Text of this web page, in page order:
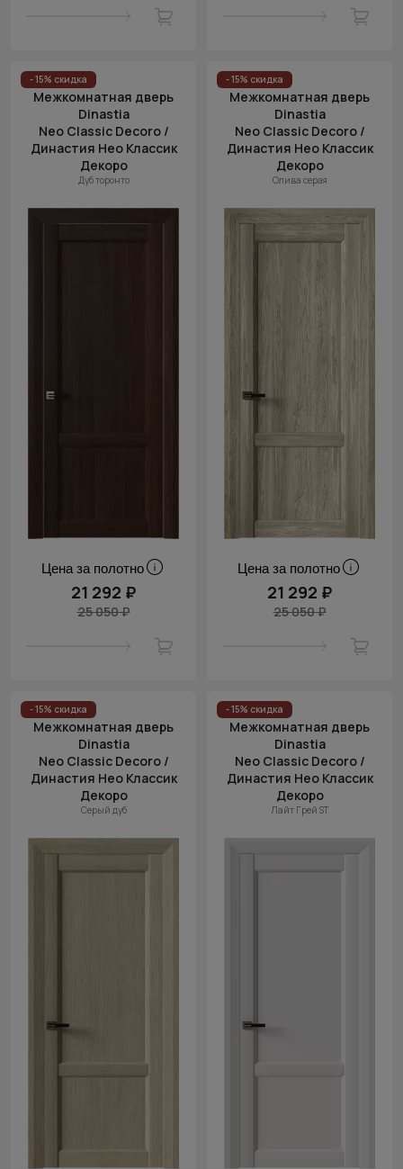
- 15% скидка
Межкомнатная дверь
Dinastia
Neo Classic Decoro /
Династия Нео Классик
Декоро
Дуб торонто
Цена за полотно
21 292 ₽
25 050 ₽
- 15% скидка
Межкомнатная дверь
Dinastia
Neo Classic Decoro /
Династия Нео Классик
Декоро
Олива серая
Цена за полотно
21 292 ₽
25 050 ₽
- 15% скидка
Межкомнатная дверь
Dinastia
Neo Classic Decoro /
Династия Нео Классик
Декоро
Серый дуб
- 15% скидка
Межкомнатная дверь
Dinastia
Neo Classic Decoro /
Династия Нео Классик
Декоро
Лайт Грей ST